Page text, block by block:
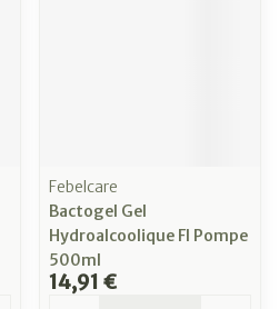
Febelcare
Bactogel Gel
Hydroalcoolique Fl Pompe
500ml
14,91 €